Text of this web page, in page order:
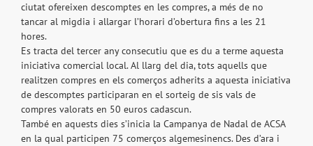
ciutat ofereixen descomptes en les compres, a més de no
tancar al migdia i allargar l’horari d’obertura fins a les 21
hores.
Es tracta del tercer any consecutiu que es du a terme aquesta
iniciativa comercial local. Al llarg del dia, tots aquells que
realitzen compres en els comerços adherits a aquesta iniciativa
de descomptes participaran en el sorteig de sis vals de
compres valorats en 50 euros cadascun.
També en aquests dies s’inicia la Campanya de Nadal de ACSA
en la qual participen 75 comerços algemesinencs. Des d’ara i